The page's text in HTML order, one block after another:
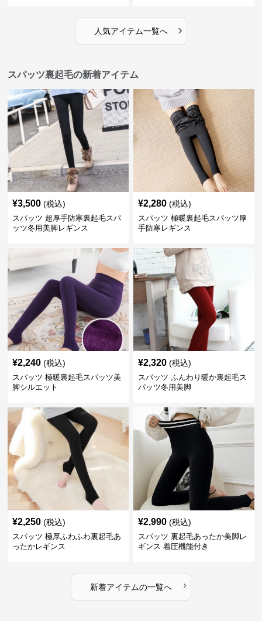
人気アイテム一覧へ ›
スパッツ裏起毛の新着アイテム
¥3,500 (税込)
スパッツ 超厚手防寒裏起毛スパ
ッツ冬用美脚レギンス
¥2,280 (税込)
スパッツ 極暖裏起毛スパッツ厚
手防寒レギンス
¥2,240 (税込)
スパッツ 極暖裏起毛スパッツ美
脚シルエット
¥2,320 (税込)
スパッツ ふんわり暖か裏起毛ス
パッツ冬用美脚
¥2,250 (税込)
スパッツ 極厚ふわふわ裏起毛あ
ったかレギンス
¥2,990 (税込)
スパッツ 裏起毛あったか美脚レ
ギンス 着圧機能付き
新着アイテムの一覧へ ›